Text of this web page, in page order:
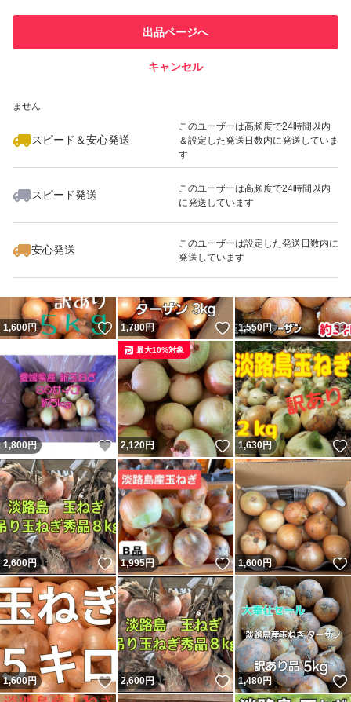
での取引実績があります
ません
スピード＆安心発送
このユーザーは高頻度で24時間以内
＆設定した発送日数内に発送していま
す
スピード発送
このユーザーは高頻度で24時間以内
に発送しています
安心発送
このユーザーは設定した発送日数内に
発送しています
出品ページへ
キャンセル
いいね！
1,180
1,600円 いいね！
1,780円 いいね！
1,550円
1,800円 いいね！
2,120円 いいね！
最大10%対象
1,630円
2,600円 いいね！
1,995円 いいね！
1,600円
1,600円 いいね！
2,600円 いいね！
1,480円